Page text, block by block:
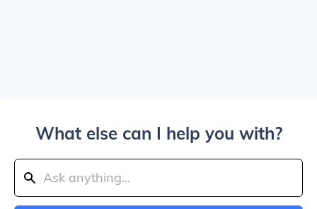
What else can I help you with?